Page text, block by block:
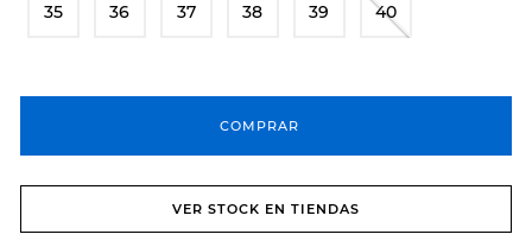
35 36 37 38 39 40
COMPRAR
VER STOCK EN TIENDAS